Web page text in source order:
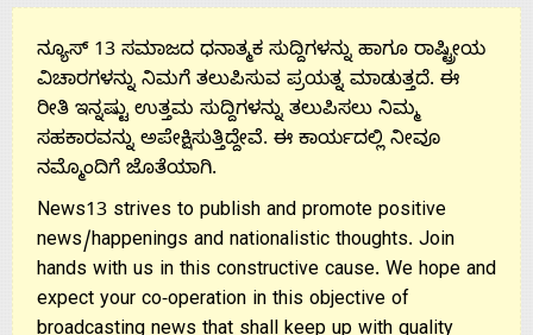
ನ್ಯೂಸ್ 13 ಸಮಾಜದ ಧನಾತ್ಮಕ ಸುದ್ದಿಗಳನ್ನು ಹಾಗೂ ರಾಷ್ಟ್ರೀಯ
ವಿಚಾರಗಳನ್ನು ನಿಮಗೆ ತಲುಪಿಸುವ ಪ್ರಯತ್ನ ಮಾಡುತ್ತದೆ. ಈ
ರೀತಿ ಇನ್ನಷ್ಟು ಉತ್ತಮ ಸುದ್ದಿಗಳನ್ನು ತಲುಪಿಸಲು ನಿಮ್ಮ
ಸಹಕಾರವನ್ನು ಅಪೇಕ್ಷಿಸುತ್ತಿದ್ದೇವೆ. ಈ ಕಾರ್ಯದಲ್ಲಿ ನೀವೂ
ನಮ್ಮೊಂದಿಗೆ ಜೊತೆಯಾಗಿ.
News13 strives to publish and promote positive
news/happenings and nationalistic thoughts. Join
hands with us in this constructive cause. We hope and
expect your co-operation in this objective of